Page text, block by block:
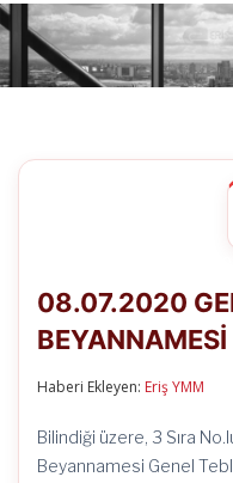
08.07.2020
Haberi Ekleyen: Eriş YMM
Bilindiği üzere, 3 Sıra
Beyannamesi Genel